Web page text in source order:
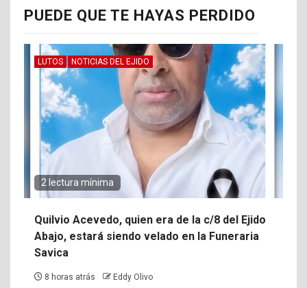
PUEDE QUE TE HAYAS PERDIDO
LUTOS NOTICIAS DEL EJIDO
2 lectura mínima
Quilvio Acevedo, quien era de la c/8 del Ejido
Abajo, estará siendo velado en la Funeraria
Savica
8 horas atrás Eddy Olivo